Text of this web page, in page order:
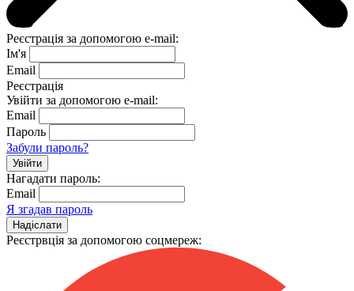
Реєстрація за допомогою e-mail:
Ім'я
Email
Реєстрація
Увійти за допомогою e-mail:
Email
Пароль
Забули пароль?
Нагадати пароль:
Email
Я згадав пароль
Реєстрвція за допомогою соцмереж: